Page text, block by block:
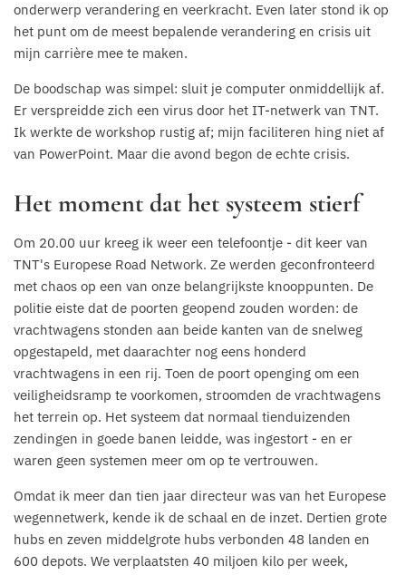
onderwerp verandering en veerkracht. Even later stond ik op
het punt om de meest bepalende verandering en crisis uit
mijn carrière mee te maken.
De boodschap was simpel: sluit je computer onmiddellijk af.
Er verspreidde zich een virus door het IT-netwerk van TNT.
Ik werkte de workshop rustig af; mijn faciliteren hing niet af
van PowerPoint. Maar die avond begon de echte crisis.
Het moment dat het systeem stierf
Om 20.00 uur kreeg ik weer een telefoontje - dit keer van
TNT's Europese Road Network. Ze werden geconfronteerd
met chaos op een van onze belangrijkste knooppunten. De
politie eiste dat de poorten geopend zouden worden: de
vrachtwagens stonden aan beide kanten van de snelweg
opgestapeld, met daarachter nog eens honderd
vrachtwagens in een rij. Toen de poort openging om een
veiligheidsramp te voorkomen, stroomden de vrachtwagens
het terrein op. Het systeem dat normaal tienduizenden
zendingen in goede banen leidde, was ingestort - en er
waren geen systemen meer om op te vertrouwen.
Omdat ik meer dan tien jaar directeur was van het Europese
wegennetwerk, kende ik de schaal en de inzet. Dertien grote
hubs en zeven middelgrote hubs verbonden 48 landen en
600 depots. We verplaatsten 40 miljoen kilo per week,